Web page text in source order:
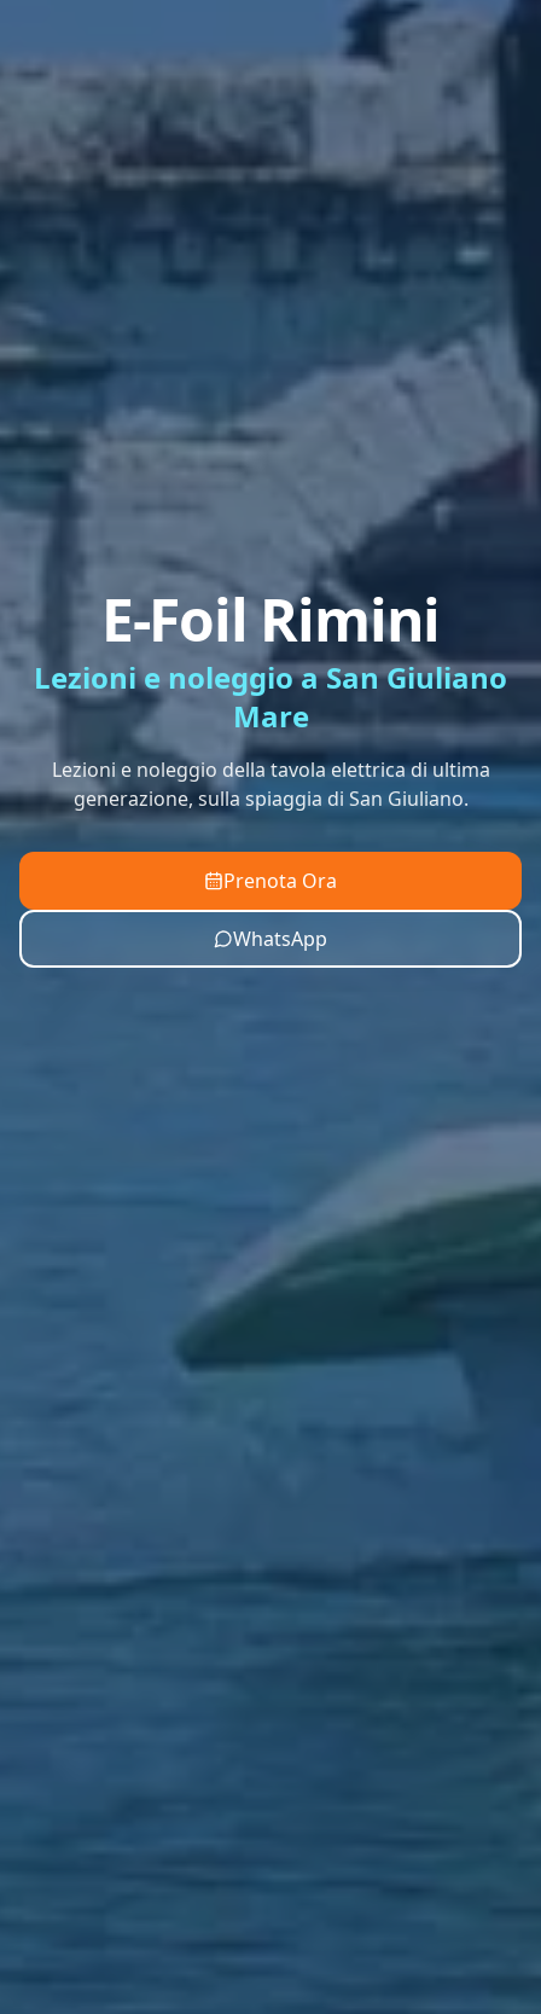
E-Foil Rimini
Lezioni e noleggio a San Giuliano
Mare
Lezioni e noleggio della tavola elettrica di ultima
generazione, sulla spiaggia di San Giuliano.
Prenota Ora
WhatsApp